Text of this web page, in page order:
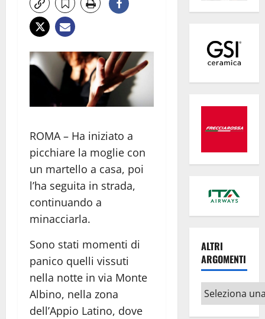
ROMA – Ha iniziato a
picchiare la moglie con
un martello a casa, poi
l’ha seguita in strada,
continuando a
minacciarla.
Sono stati momenti di
panico quelli vissuti
nella notte in via Monte
Albino, nella zona
dell’Appio Latino, dove
ALTRI
ARGOMENTI
Altri
argomenti